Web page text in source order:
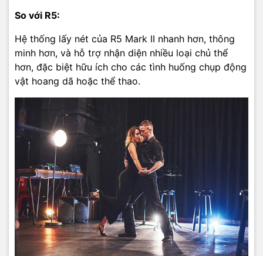
So với R5:
Hệ thống lấy nét của R5 Mark II nhanh hơn, thông
minh hơn, và hỗ trợ nhận diện nhiều loại chủ thể
hơn, đặc biệt hữu ích cho các tình huống chụp động
vật hoang dã hoặc thể thao.